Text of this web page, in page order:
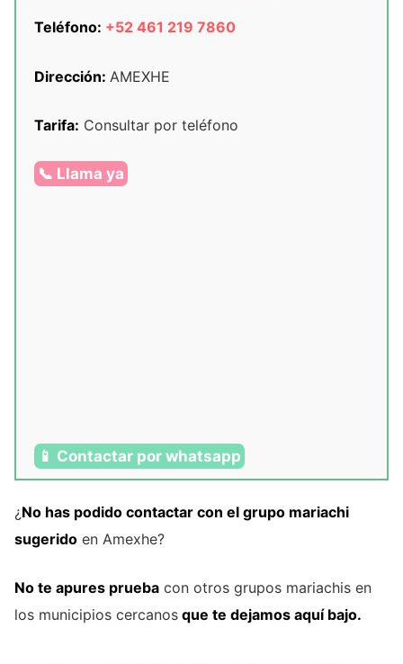
Teléfono: +52 461 219 7860
Dirección: AMEXHE
Tarifa: Consultar por teléfono
📞 Llama ya
📱 Contactar por whatsapp
¿No has podido contactar con el grupo mariachi
sugerido en Amexhe?
No te apures prueba con otros grupos mariachis en
los municipios cercanos que te dejamos aquí bajo.